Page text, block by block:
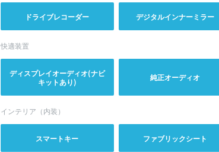
ドライブレコーダー デジタルインナーミラー
快適装置
ディスプレイオーディオ(ナビ
キットあり)
純正オーディオ
インテリア（内装）
スマートキー ファブリックシート